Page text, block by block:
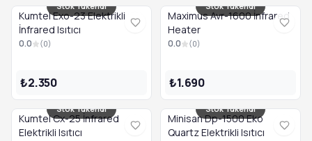
Stok Tükendi
Kumtel Exo-23 Elektrikli
İnfrared Isıtıcı
0.0 (0)
₺2.350
Stok Tükendi
Maximus Avr-1600 İnfrared
Heater
0.0 (0)
₺1.690
Stok Tükendi
Kumtel Cx-25 İnfrared
Elektrikli Isıtıcı
Stok Tükendi
Minisan Dp-1500 Eko
Quartz Elektrikli Isıtıcı